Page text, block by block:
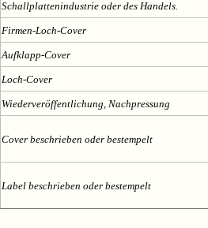
Schallplattenindustrie oder des Handels.
Firmen-Loch-Cover
Aufklapp-Cover
Loch-Cover
Wiederveröffentlichung, Nachpressung
Cover beschrieben oder bestempelt
Label beschrieben oder bestempelt